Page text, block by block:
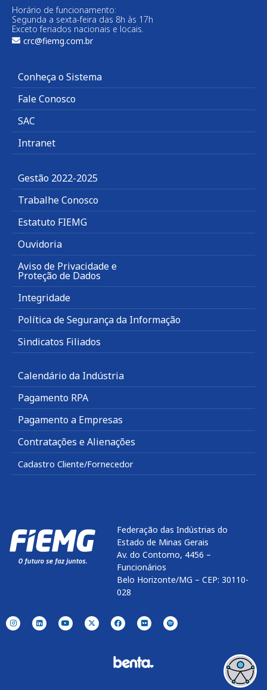
Horário de funcionamento:
Segunda a sexta-feira das 8h às 17h
Exceto feriados nacionais e locais.
crc@fiemg.com.br
Conheça o Sistema
Fale Conosco
SAC
Intranet
Gestão 2022-2025
Trabalhe Conosco
Estatuto FIEMG
Ouvidoria
Aviso de Privacidade e
Proteção de Dados
Integridade
Política de Segurança da Informação
Sindicatos Filiados
Calendário da Indústria
Pagamento RPA
Pagamento a Empresas
Contratações e Alienações
Cadastro Cliente/Fornecedor
Federação das Indústrias do
Estado de Minas Gerais
Av. do Contorno, 4456 –
Funcionários
Belo Horizonte/MG – CEP: 30110-
028